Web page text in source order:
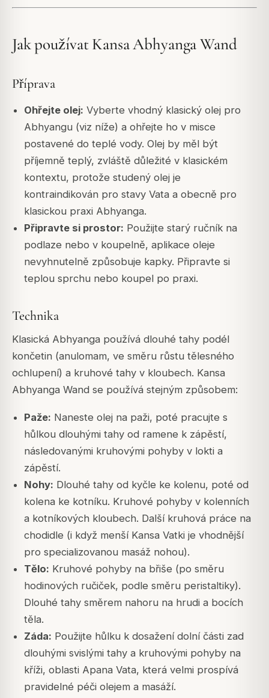
Jak používat Kansa Abhyanga Wand
Příprava
Ohřejte olej: Vyberte vhodný klasický olej pro
Abhyangu (viz níže) a ohřejte ho v misce
postavené do teplé vody. Olej by měl být
příjemně teplý, zvláště důležité v klasickém
kontextu, protože studený olej je
kontraindikován pro stavy Vata a obecně pro
klasickou praxi Abhyanga.
Připravte si prostor: Použijte starý ručník na
podlaze nebo v koupelně, aplikace oleje
nevyhnutelně způsobuje kapky. Připravte si
teplou sprchu nebo koupel po praxi.
Technika
Klasická Abhyanga používá dlouhé tahy podél
končetin (anulomam, ve směru růstu tělesného
ochlupení) a kruhové tahy v kloubech. Kansa
Abhyanga Wand se používá stejným způsobem:
Paže: Naneste olej na paži, poté pracujte s
hůlkou dlouhými tahy od ramene k zápěstí,
následovanými kruhovými pohyby v lokti a
zápěstí.
Nohy: Dlouhé tahy od kyčle ke kolenu, poté od
kolena ke kotníku. Kruhové pohyby v kolenních
a kotníkových kloubech. Další kruhová práce na
chodidle (i když menší Kansa Vatki je vhodnější
pro specializovanou masáž nohou).
Tělo: Kruhové pohyby na břiše (po směru
hodinových ručiček, podle směru peristaltiky).
Dlouhé tahy směrem nahoru na hrudi a bocích
těla.
Záda: Použijte hůlku k dosažení dolní části zad
dlouhými svislými tahy a kruhovými pohyby na
kříži, oblasti Apana Vata, která velmi prospívá
pravidelné péči olejem a masáží.